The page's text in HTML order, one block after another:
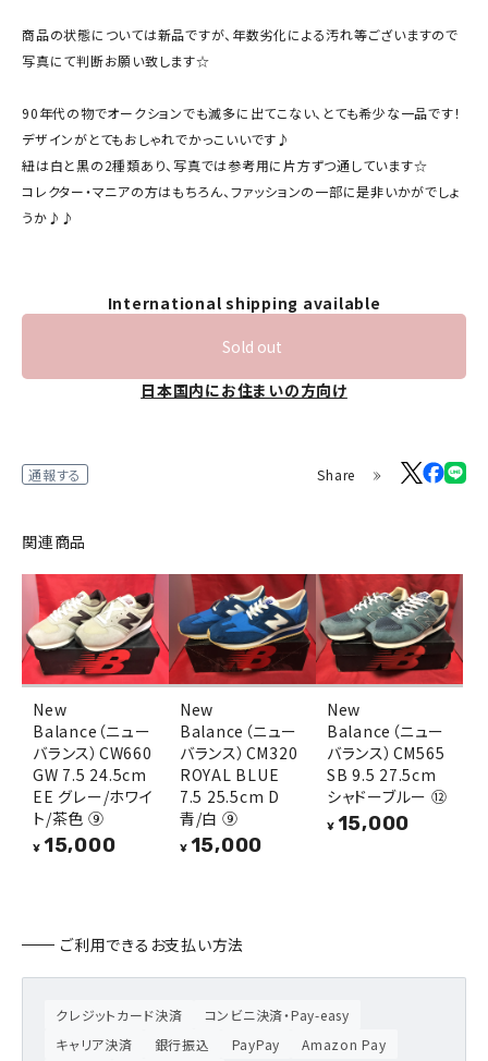
商品の状態については新品ですが、年数劣化による汚れ等ございますので
写真にて判断お願い致します☆
90年代の物でオークションでも滅多に出てこない、とても希少な一品です！
デザインがとてもおしゃれでかっこいいです♪
紐は白と黒の2種類あり、写真では参考用に片方ずつ通しています☆
コレクター・マニアの方はもちろん、ファッションの一部に是非いかがでしょ
うか♪♪
International shipping available
Sold out
日本国内にお住まいの方向け
通報する Share
関連商品
New
Balance（ニュー
バランス）CW660
GW 7.5 24.5cm
EE グレー/ホワイ
ト/茶色 ⑨
¥ 15,000
New
Balance（ニュー
バランス）CM320
ROYAL BLUE
7.5 25.5cm D
青/白 ⑨
¥ 15,000
New
Balance（ニュー
バランス）CM565
SB 9.5 27.5cm
シャドーブルー ⑫
¥ 15,000
ご利用できるお支払い方法
クレジットカード決済
コンビニ決済・Pay-easy
キャリア決済
銀行振込 PayPay
Amazon Pay